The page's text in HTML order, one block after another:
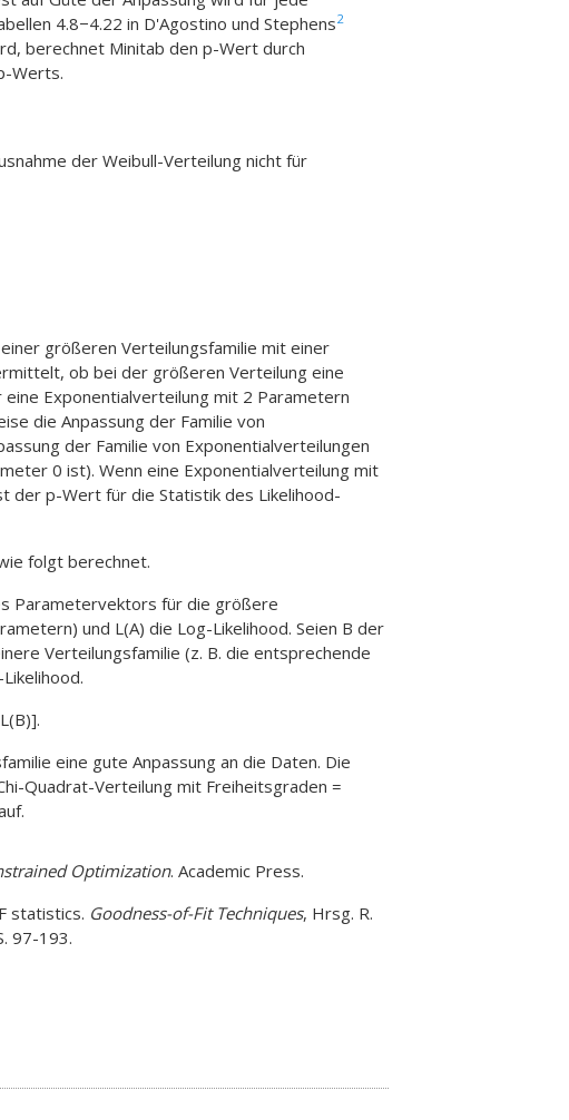
4.8−4.22 in D'Agostino und Stephens2
berechnet Minitab den p-Wert durch
Werts.
der Weibull-Verteilung nicht für
größeren Verteilungsfamilie mit einer
ob bei der größeren Verteilung eine
Exponentialverteilung mit 2 Parametern
die Anpassung der Familie von
der Familie von Exponentialverteilungen
0 ist). Wenn eine Exponentialverteilung mit
der p-Wert für die Statistik des Likelihood-
folgt berechnet.
Parametervektors für die größere
und L(A) die Log-Likelihood. Seien B der
Verteilungsfamilie (z. B. die entsprechende
eine gute Anpassung an die Daten. Die
Quadrat-Verteilung mit Freiheitsgraden =
Optimization. Academic Press.
statistics. Goodness-of-Fit Techniques, Hrsg. R.
97-193.